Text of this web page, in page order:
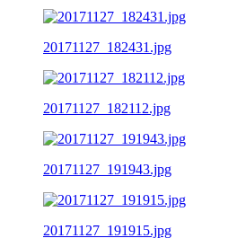
20171127_182431.jpg
20171127_182112.jpg
20171127_191943.jpg
20171127_191915.jpg